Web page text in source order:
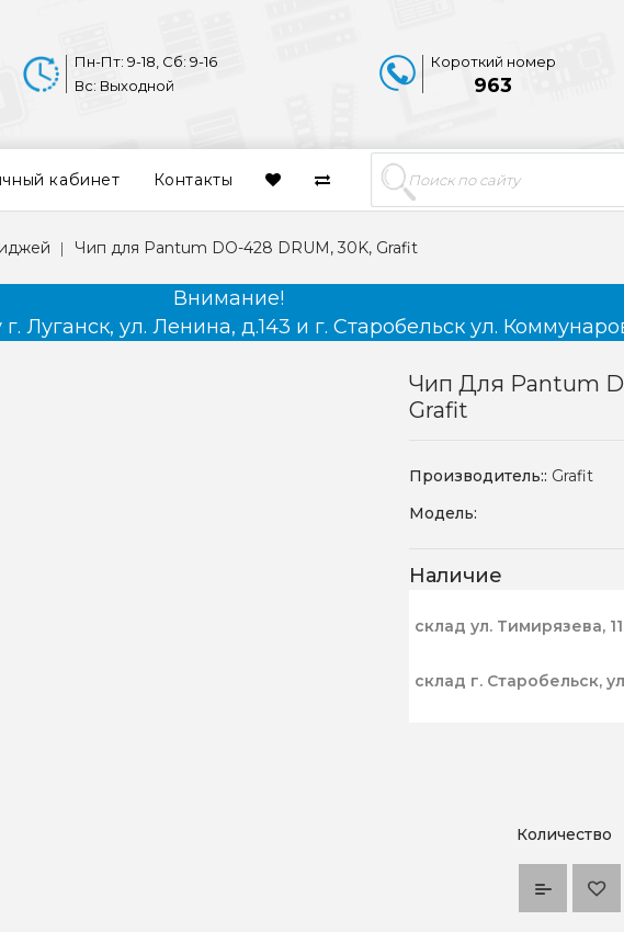
Короткий номер
963
Пн-Пт: 9-18, Сб: 9-16
Вс: Выходной
кабинет Контакты
Чип для Pantum DO-428 DRUM, 30K, Grafit
Внимание!
Луганск, ул. Ленина, д.143 и г. Старобельск ул.
Чип Для Pantum
Grafit
Производитель:: Grafit
Модель:
Наличие
склад ул. Тимирязева,
склад г. Старобельск,
Количество